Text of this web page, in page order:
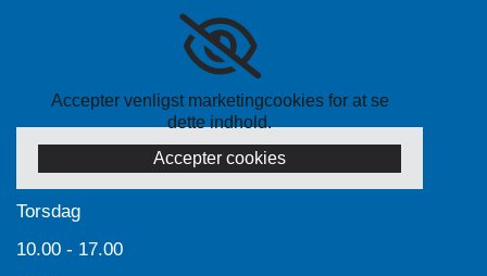
Accepter venligst marketingcookies for at se
dette indhold.
Accepter cookies
Torsdag
10.00 - 17.00